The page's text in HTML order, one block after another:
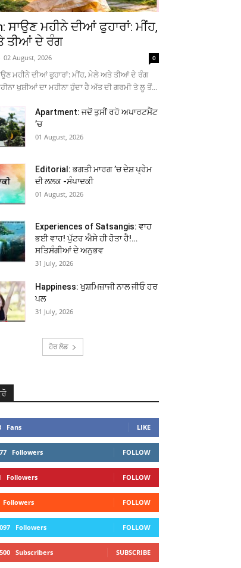
ਸਾਉਣ ਮਹੀਨੇ ਦੀਆਂ ਫੁਹਾਰਾਂ: ਮੀਂਹ,
ਤੀਆਂ ਦੇ ਰੰਗ
02 August, 2026 0
ਮਹੀਨੇ ਦੀਆਂ ਫੁਹਾਰਾਂ: ਮੀਂਹ, ਮੇਲੇ ਅਤੇ ਤੀਆਂ ਦੇ ਰੰਗ
ਖੁਸ਼ੀਆਂ ਦਾ ਮਹੀਨਾ ਹੁੰਦਾ ਹੈ ਅੱਤ ਦੀ ਗਰਮੀ ਤੇ ਲੂ ਤੋਂ...
Apartment: ਜਦੋਂ ਤੁਸੀਂ ਰਹੋ ਅਪਾਰਟਮੈਂਟ
’ਚ
01 August, 2026
Editorial: ਭਗਤੀ ਮਾਰਗ ’ਚ ਦੇਸ਼ ਪ੍ਰੇਮ
ਦੀ ਲਲਕ -ਸੰਪਾਦਕੀ
01 August, 2026
Experiences of Satsangis: ਵਾਹ
ਭਈ ਵਾਹ! ਪੁੱਟਰ ਐਸੇ ਹੀ ਹੋਤਾ ਹੈ!…
ਸਤਿਸੰਗੀਆਂ ਦੇ ਅਨੁਭਵ
31 July, 2026
Happiness: ਖੁਸ਼ਮਿਜ਼ਾਜੀ ਨਾਲ ਜੀਓ ਹਰ
ਪਲ
31 July, 2026
ਹੋਰ ਲੋਡ
Fans LIKE
Followers FOLLOW
Followers FOLLOW
Followers FOLLOW
Followers FOLLOW
Subscribers SUBSCRIBE